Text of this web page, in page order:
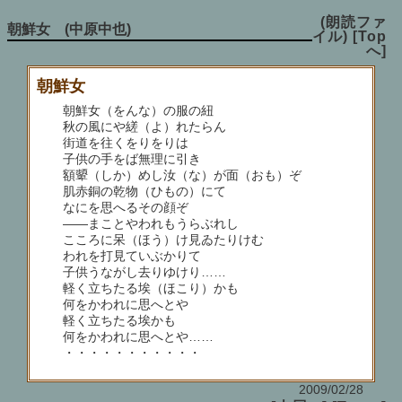
朝鮮女 (中原中也)
(朗読ファ
イル) [Top
へ]
朝鮮女
朝鮮女（をんな）の服の紐
秋の風にや縒（よ）れたらん
街道を往くをりをりは
子供の手をば無理に引き
額顰（しか）めし汝（な）が面（おも）ぞ
肌赤銅の乾物（ひもの）にて
なにを思へるその顔ぞ
――まことやわれもうらぶれし
こころに呆（ほう）け見ゐたりけむ
われを打見ていぶかりて
子供うながし去りゆけり……
軽く立ちたる埃（ほこり）かも
何をかわれに思へとや
軽く立ちたる埃かも
何をかわれに思へとや……
・・・・・・・・・・・
2009/02/28